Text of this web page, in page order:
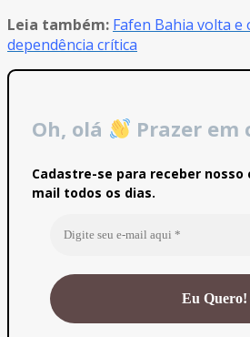
Leia também: Fafen Bahia volta e
dependência crítica
Oh, olá Prazer em
Cadastre-se para receber nosso
mail todos os dias.